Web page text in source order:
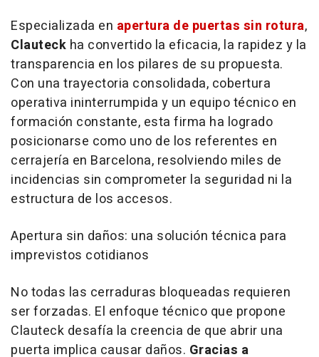
Especializada en apertura de puertas sin rotura,
Clauteck ha convertido la eficacia, la rapidez y la
transparencia en los pilares de su propuesta.
Con una trayectoria consolidada, cobertura
operativa ininterrumpida y un equipo técnico en
formación constante, esta firma ha logrado
posicionarse como uno de los referentes en
cerrajería en Barcelona, resolviendo miles de
incidencias sin comprometer la seguridad ni la
estructura de los accesos.
Apertura sin daños: una solución técnica para
imprevistos cotidianos
No todas las cerraduras bloqueadas requieren
ser forzadas. El enfoque técnico que propone
Clauteck desafía la creencia de que abrir una
puerta implica causar daños. Gracias a